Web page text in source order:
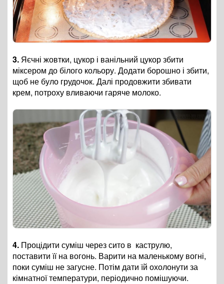
3. Яєчні жовтки, цукор і ванільний цукор збити
міксером до білого кольору. Додати борошно і збити,
щоб не було грудочок. Далі продовжити збивати
крем, потроху вливаючи гаряче молоко.
4. Процідити суміш через сито в каструлю,
поставити її на вогонь. Варити на маленькому вогні,
поки суміш не загусне. Потім дати їй охолонути за
кімнатної температури, періодично помішуючи.